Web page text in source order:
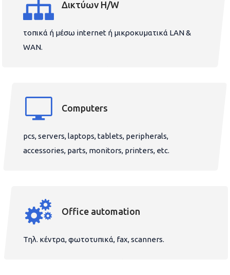
Δικτύων H/W
τοπικά ή μέσω internet ή μικροκυματικά LAN &
WAN.
Computers
pcs, servers, laptops, tablets, peripherals,
accessories, parts, monitors, printers, etc.
Office automation
Τηλ. κέντρα, φωτοτυπικά, fax, scanners.